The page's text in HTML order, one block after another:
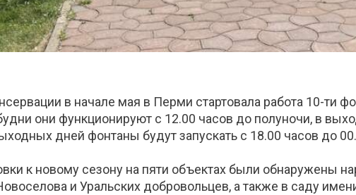
в начале мая в Перми стартовала работа 10-ти
они функционируют с 12.00 часов до полуночи, в
дней фонтаны будут запускать с 18.00 часов до
к новому сезону на пяти объектах были обнаружены
и Уральских добровольцев, а также в саду